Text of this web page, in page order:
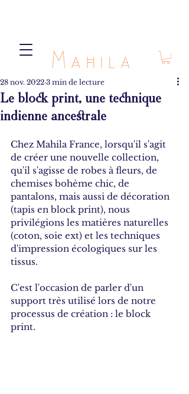
Mahila
Le block print, une technique
indienne ancestrale
28 nov. 2022 3 min de lecture
Chez Mahila France, lorsqu'il s'agit
de créer une nouvelle collection,
qu'il s'agisse de robes à fleurs, de
chemises bohème chic, de
pantalons, mais aussi de décoration
(tapis en block print), nous
privilégions les matières naturelles
(coton, soie ext) et les techniques
d'impression écologiques sur les
tissus.
C'est l'occasion de parler d'un
support très utilisé lors de notre
processus de création : le block
print.